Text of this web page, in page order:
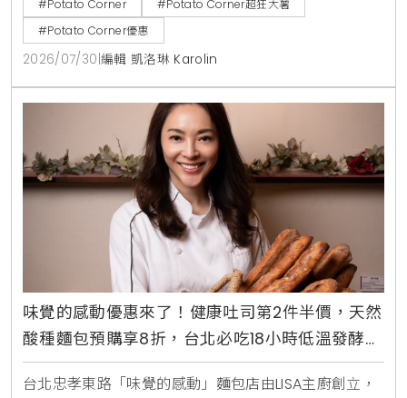
以85元加購全台限量500個POCO磁吸迷你燈箱。
#Potato Corner
#Potato Corner超狂大薯
#Potato Corner優惠
2026/07/30 編輯 凱洛琳 Karolin
味覺的感動優惠來了！健康吐司第2件半價，天然
酸種麵包預購享8折，台北必吃18小時低溫發酵麵
包
台北忠孝東路「味覺的感動」麵包店由LISA主廚創立，